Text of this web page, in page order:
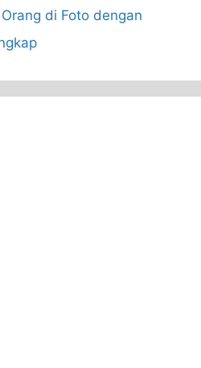
di Foto dengan